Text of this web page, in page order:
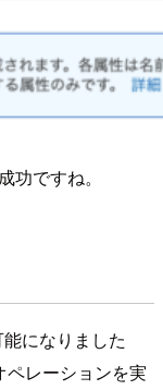
ですね。
になりました
レーションを実